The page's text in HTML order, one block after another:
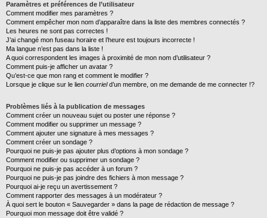
Paramètres et préférences de l’utilisateur
Comment modifier mes paramètres ?
Comment empêcher mon nom d’apparaître dans la liste des membres connectés ?
Les heures ne sont pas correctes !
J’ai changé mon fuseau horaire et l’heure est toujours incorrecte !
Ma langue n’est pas dans la liste !
A quoi correspondent les images à proximité de mon nom d’utilisateur ?
Comment puis-je afficher un avatar ?
Qu’est-ce que mon rang et comment le modifier ?
Lorsque je clique sur le lien courrield’un membre, on me demande de me connecter !?
Problèmes liés à la publication de messages
Comment créer un nouveau sujet ou poster une réponse ?
Comment modifier ou supprimer un message ?
Comment ajouter une signature à mes messages ?
Comment créer un sondage ?
Pourquoi ne puis-je pas ajouter plus d’options à mon sondage ?
Comment modifier ou supprimer un sondage ?
Pourquoi ne puis-je pas accéder à un forum ?
Pourquoi ne puis-je pas joindre des fichiers à mon message ?
Pourquoi ai-je reçu un avertissement ?
Comment rapporter des messages à un modérateur ?
À quoi sert le bouton « Sauvegarder » dans la page de rédaction de message ?
Pourquoi mon message doit être validé ?